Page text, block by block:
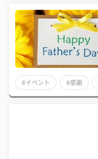
#イベント #感謝